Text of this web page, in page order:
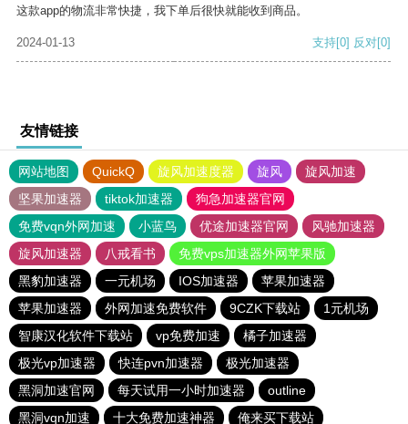
这款app的物流非常快捷，我下单后很快就能收到商品。
2024-01-13 支持[0] 反对[0]
友情链接
网站地图 QuickQ 旋风加速度器 旋风
旋风加速
坚果加速器
tiktok加速器
狗急加速器官网
免费vqn外网加速
小蓝鸟 优途加速器官网
风驰加速器
旋风加速器
八戒看书
免费vps加速器外网苹果版
黑豹加速器
一元机场 IOS加速器
苹果加速器
苹果加速器
外网加速免费软件 9CZK下载站
1元机场
智康汉化软件下载站
vp免费加速
橘子加速器
极光vp加速器
快连pvn加速器
极光加速器
黑洞加速官网
每天试用一小时加速器
outline
黑洞vqn加速
十大免费加速神器 俺来买下载站